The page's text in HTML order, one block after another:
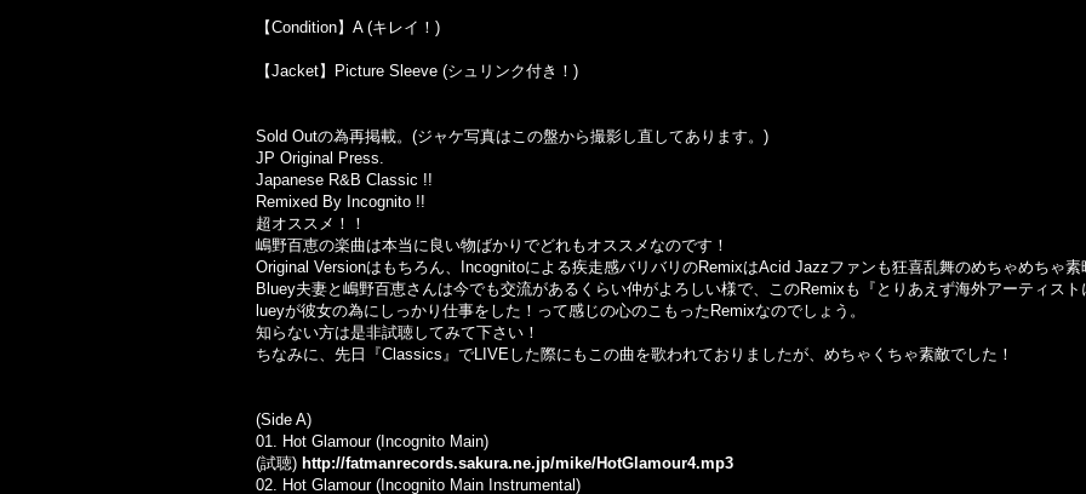
【Condition】A (キレイ！)
【Jacket】Picture Sleeve (シュリンク付き！)
Sold Outの為再掲載。(ジャケ写真はこの盤から撮影し直してあります。)
JP Original Press.
Japanese R&B Classic !!
Remixed By Incognito !!
超オススメ！！
嶋野百恵の楽曲は本当に良い物ばかりでどれもオススメなのです！
Original Versionはもちろん、Incognitoによる疾走感バリバリのRemixはAcid Jazzファンも狂喜乱舞のめちゃめちゃ
Bluey夫妻と嶋野百恵さんは今でも交流があるくらい仲がよろしい様で、このRemixも『とりあえず海外アーティス
lueyが彼女の為にしっかり仕事をした！って感じの心のこもったRemixなのでしょう。
知らない方は是非試聴してみて下さい！
ちなみに、先日『Classics』でLIVEした際にもこの曲を歌われておりましたが、めちゃくちゃ素敵でした！
(Side A)
01. Hot Glamour (Incognito Main)
(試聴) http://fatmanrecords.sakura.ne.jp/mike/HotGlamour4.mp3
02. Hot Glamour (Incognito Main Instrumental)